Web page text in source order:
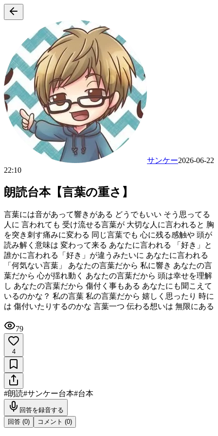
サンケー2026-06-22
22:10
朗読台本【言葉の重さ】
言葉には音があって響きがある どうでもいい そう思ってる
人に 言われても 受け流せる言葉が 大切な人に言われると 胸
を突き刺す痛みに変わる 同じ言葉でも 心に残る感触や 頭が
読み解く意味は 変わって来る あなたに言われる 「好き」と
誰かに言われる「好き」が違うみたいに あなたに言われる
「何気ない言葉」 あなたの言葉だから 私に響き あなたの言
葉だから 心が揺れ動く あなたの言葉だから 頭は幸せを理解
し あなたの言葉だから 傷付く事もある あなたにも聞こえて
いるのかな？ 私の言葉 私の言葉だから 嬉しく思ったり 時に
は 傷付いたりするのかな 言葉一つ 伝わる想いは 無限にある
79
4
#朗読#サンケー台本#台本
回答を録音する
回答 (0) コメント (0)